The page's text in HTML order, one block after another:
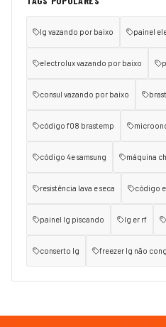
lg vazando por baixo painel
electrolux vazando por baixo
consul vazando por baixo
código f08 brastemp
código 4e samsung máquina
resistência lava e seca código
painel lg piscando lg er rf
conserto lg freezer lg não